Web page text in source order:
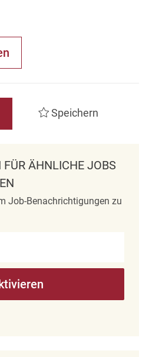
Speichern
FÜR ÄHNLICHE JOBS
Job-Benachrichtigungen zu